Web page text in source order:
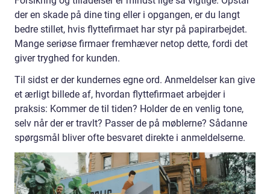
der en skade på dine ting eller i opgangen, er du langt
bedre stillet, hvis flyttefirmaet har styr på papirarbejdet.
Mange seriøse firmaer fremhæver netop dette, fordi det
giver tryghed for kunden.
Til sidst er der kundernes egne ord. Anmeldelser kan give
et ærligt billede af, hvordan flyttefirmaet arbejder i
praksis: Kommer de til tiden? Holder de en venlig tone,
selv når der er travlt? Passer de på møblerne? Sådanne
spørgsmål bliver ofte besvaret direkte i anmeldelserne.